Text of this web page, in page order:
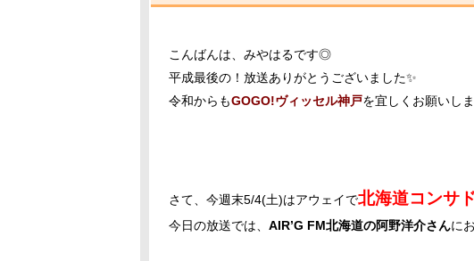
こんばんは、みやはるです◎
平成最後の！放送ありがとうございました✨
令和からもGOGO!ヴィッセル神戸を宜しくお願いし
さて、今週末5/4(土)はアウェイで北海道コンサ
今日の放送では、 AIR’G FM北海道の阿野洋介さんに